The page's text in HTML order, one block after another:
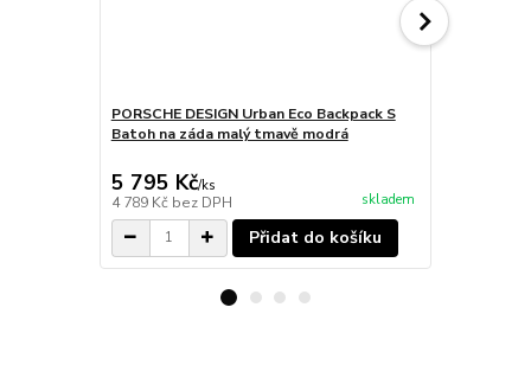
PORSCHE DESIGN Urban Eco Backpack S
Batoh na záda malý tmavě modrá
5 795 Kč/ks
4 789 Kč bez DPH skladem
Přidat do košíku